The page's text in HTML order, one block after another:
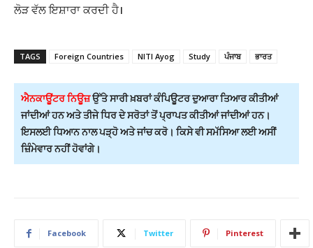
ਲੋੜ ਵੱਲ ਇਸ਼ਾਰਾ ਕਰਦੀ ਹੈ।
TAGS Foreign Countries NITI Ayog Study ਪੰਜਾਬ ਭਾਰਤ
ਐਨਕਾਊਂਟਰ ਨਿਊਜ਼ਉੱਤੇ ਸਾਰੀ ਖ਼ਬਰਾਂ ਕੰਪਿਊਟਰ ਦੁਆਰਾ ਤਿਆਰ ਕੀਤੀਆਂ
ਜਾਂਦੀਆਂ ਹਨ ਅਤੇ ਤੀਜੇ ਧਿਰ ਦੇ ਸਰੋਤਾਂ ਤੋਂ ਪ੍ਰਾਪਤ ਕੀਤੀਆਂ ਜਾਂਦੀਆਂ ਹਨ।
ਇਸਲਈ ਧਿਆਨ ਨਾਲ ਪੜ੍ਹੋ ਅਤੇ ਜਾਂਚ ਕਰੋ। ਕਿਸੇ ਵੀ ਸਮੱਸਿਆ ਲਈ ਅਸੀਂ
ਜ਼ਿੰਮੇਵਾਰ ਨਹੀਂ ਹੋਵਾਂਗੇ।
Facebook Twitter Pinterest